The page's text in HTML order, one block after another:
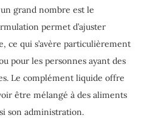
grand nombre est le
permet d’ajuster
ce qui s’avère particulièrement
pour les personnes ayant des
Le complément liquide offre
être mélangé à des aliments
son administration.